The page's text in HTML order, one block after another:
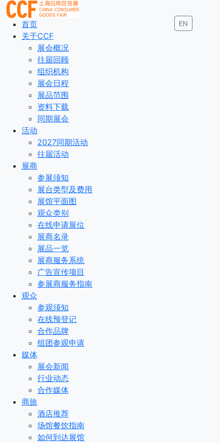
EN
首页
关于CCF
展会概况
往届回顾
组织机构
展会日程
展品范围
资料下载
同期展会
活动
2027同期活动
往届活动
展商
参展须知
展台类型及费用
展馆平面图
观众类别
在线申请展位
展商名录
展品一览
展商服务系统
广告宣传项目
参展商服务指南
观众
参观须知
在线预登记
合作品牌
组团参观申请
媒体
展会新闻
行业动态
合作媒体
商旅
酒店推荐
场馆餐饮指南
如何到达展馆